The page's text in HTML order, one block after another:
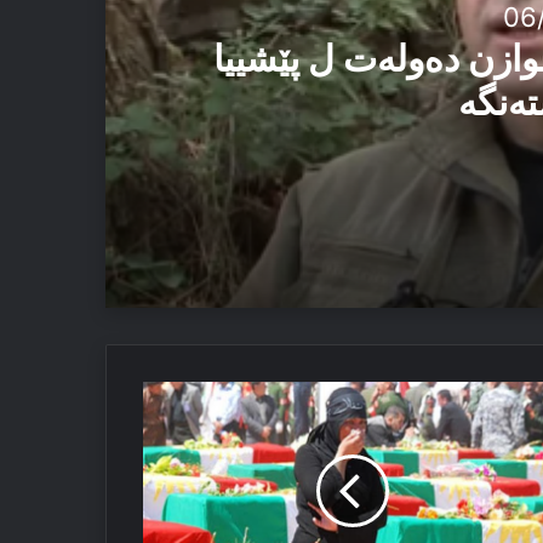
دەولەت ل پێشییا
ئاستەنگە
ئەڤ تاوان دوبارە نەبن